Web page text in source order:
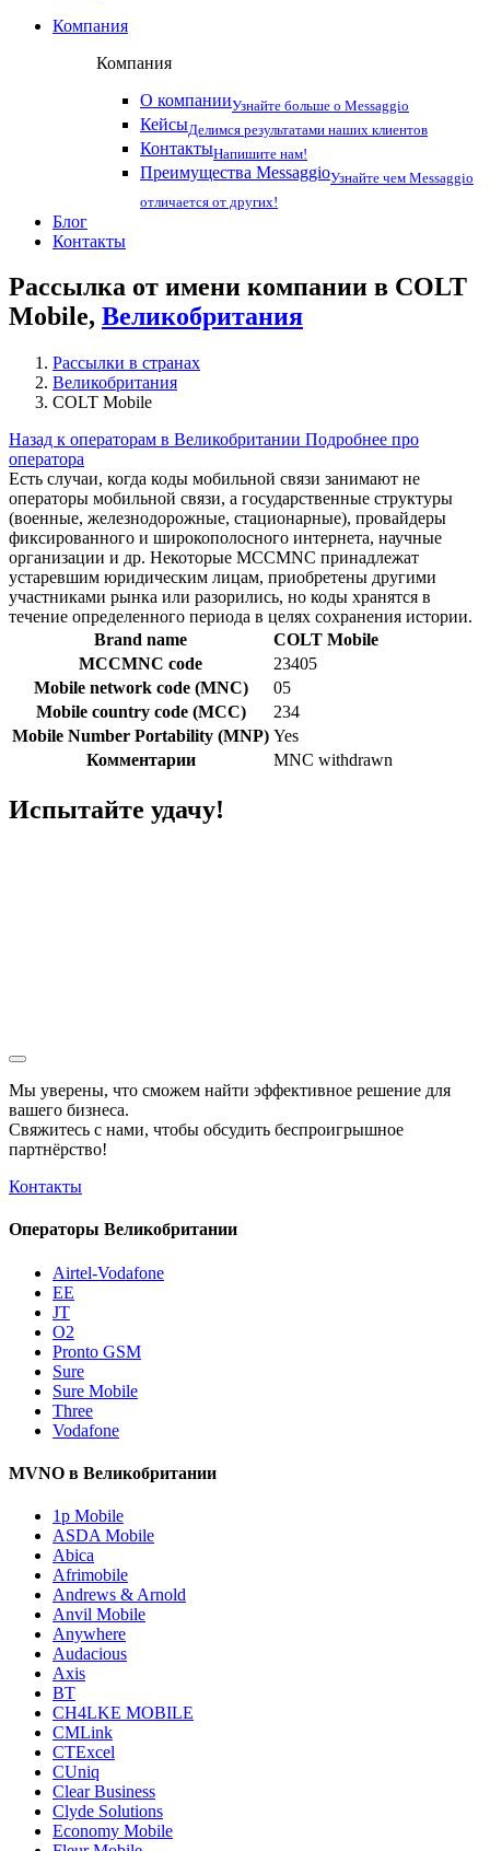
Компания
Компания
О компанииУзнайте больше о Messaggio
КейсыДелимся результатами наших клиентов
КонтактыНапишите нам!
Преимущества MessaggioУзнайте чем Messaggio
отличается от других!
Блог
Контакты
Рассылка от имени компании в COLT
Mobile, Великобритания
Рассылки в странах
Великобритания
COLT Mobile
Назад к операторам в Великобритании Подробнее про
оператора
Есть случаи, когда коды мобильной связи занимают не
операторы мобильной связи, а государственные структуры
(военные, железнодорожные, стационарные), провайдеры
фиксированного и широкополосного интернета, научные
организации и др. Некоторые MCCMNC принадлежат
устаревшим юридическим лицам, приобретены другими
участниками рынка или разорились, но коды хранятся в
течение определенного периода в целях сохранения истории.
Brand name
COLT Mobile
MCCMNC code
23405
Mobile network code (MNC)
05
Mobile country code (MCC)
234
Mobile Number Portability (MNP) Yes
Комментарии
MNC withdrawn
Испытайте удачу!
Мы уверены, что сможем найти эффективное решение для
вашего бизнеса.
Свяжитесь с нами, чтобы обсудить беспроигрышное
партнёрство!
Контакты
Операторы Великобритании
Airtel-Vodafone
EE
JT
O2
Pronto GSM
Sure
Sure Mobile
Three
Vodafone
MVNO в Великобритании
1p Mobile
ASDA Mobile
Abica
Afrimobile
Andrews & Arnold
Anvil Mobile
Anywhere
Audacious
Axis
BT
CH4LKE MOBILE
CMLink
CTExcel
CUniq
Clear Business
Clyde Solutions
Economy Mobile